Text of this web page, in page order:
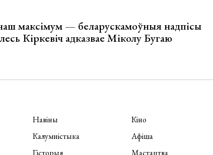
максімум — беларускамоўныя надпісы
Кіркевіч адказвае Міколу Бугаю
Навіны
Калумністыка
Гісторыя
Кіно
Афіша
Мастацтва